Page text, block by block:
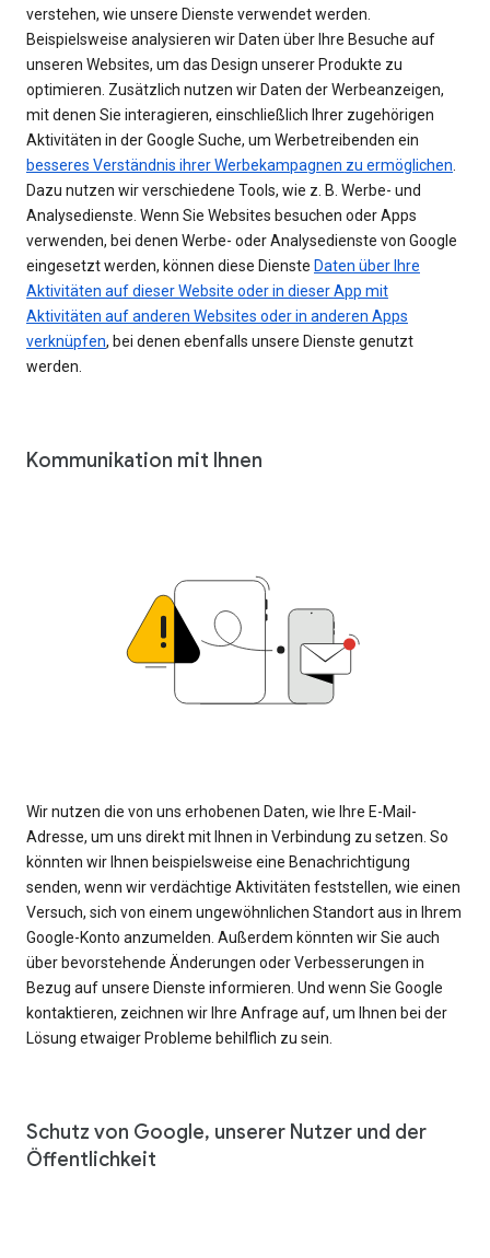
verstehen, wie unsere Dienste verwendet werden.
Beispielsweise analysieren wir Daten über Ihre Besuche auf
unseren Websites, um das Design unserer Produkte zu
optimieren. Zusätzlich nutzen wir Daten der Werbeanzeigen,
mit denen Sie interagieren, einschließlich Ihrer zugehörigen
Aktivitäten in der Google Suche, um Werbetreibenden ein
besseres Verständnis ihrer Werbekampagnen zu ermöglichen.
Dazu nutzen wir verschiedene Tools, wie z. B. Werbe- und
Analysedienste. Wenn Sie Websites besuchen oder Apps
verwenden, bei denen Werbe- oder Analysedienste von Google
eingesetzt werden, können diese Dienste Daten über Ihre
Aktivitäten auf dieser Website oder in dieser App mit
Aktivitäten auf anderen Websites oder in anderen Apps
verknüpfen, bei denen ebenfalls unsere Dienste genutzt
werden.
Kommunikation mit Ihnen
Wir nutzen die von uns erhobenen Daten, wie Ihre E-Mail-
Adresse, um uns direkt mit Ihnen in Verbindung zu setzen. So
könnten wir Ihnen beispielsweise eine Benachrichtigung
senden, wenn wir verdächtige Aktivitäten feststellen, wie einen
Versuch, sich von einem ungewöhnlichen Standort aus in Ihrem
Google-Konto anzumelden. Außerdem könnten wir Sie auch
über bevorstehende Änderungen oder Verbesserungen in
Bezug auf unsere Dienste informieren. Und wenn Sie Google
kontaktieren, zeichnen wir Ihre Anfrage auf, um Ihnen bei der
Lösung etwaiger Probleme behilflich zu sein.
Schutz von Google, unserer Nutzer und der
Öffentlichkeit